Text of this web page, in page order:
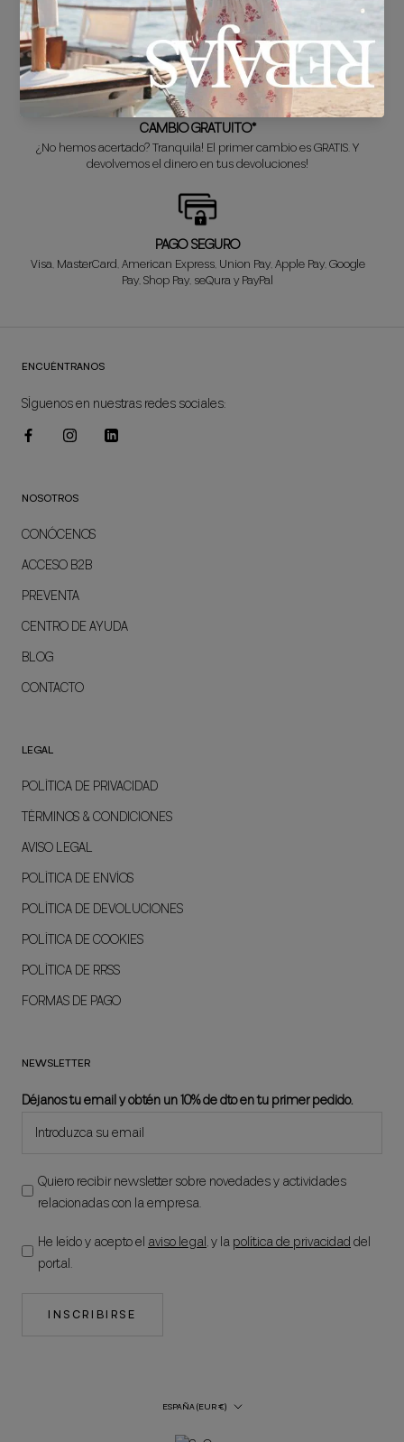
ENTREGA EN 24/48h
Sabemos que no puedes esperar a estrenar tu nuevo look, así que lo
preparamos súper rápido para ti.
CAMBIO GRATUITO*
¿No hemos acertado? Tranquila! El primer cambio es GRATIS. Y
devolvemos el dinero en tus devoluciones!
PAGO SEGURO
Visa, MasterCard, American Express, Union Pay, Apple Pay, Google
Pay, Shop Pay, seQura y PayPal
ENCUÉNTRANOS
SÍguenos en nuestras redes sociales:
NOSOTROS
CONÓCENOS
ACCESO B2B
PREVENTA
CENTRO DE AYUDA
BLOG
CONTACTO
LEGAL
POLÍTICA DE PRIVACIDAD
TÉRMINOS & CONDICIONES
AVISO LEGAL
POLÍTICA DE ENVÍOS
POLÍTICA DE DEVOLUCIONES
POLÍTICA DE COOKIES
POLÍTICA DE RRSS
FORMAS DE PAGO
NEWSLETTER
Déjanos tu email y obtén un 10% de dto en tu primer pedido.
Quiero recibir newsletter sobre novedades y actividades
relacionadas con la empresa.
He leído y acepto el aviso legal, y lapolítica de privacidaddel
portal.
INSCRIBIRSE
País/región
ESPAÑA (EUR €)